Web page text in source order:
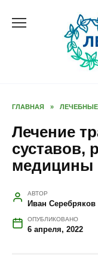
ГЛАВНАЯ »
Лечение
суставов,
медицины
АВТОР
Иван Серебряков
ОПУБЛИКОВАНО
6 апреля, 2022